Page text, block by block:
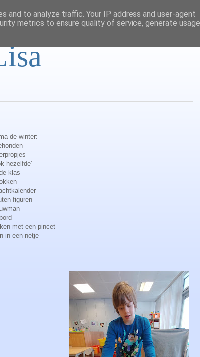
de winter:
hezelfde'
klas
figuren
met een pincet
in een netje
and to analyze traffic. Your IP address and user-agent
metrics to ensure quality of service, generate usage